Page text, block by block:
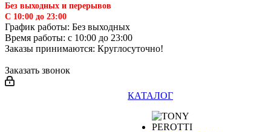
Без выходных и перерывов
С 10:00 до 23:00
График работы: Без выходных
Время работы: с 10:00 до 23:00
Заказы принимаются: Круглосуточно!
Заказать звонок
КАТАЛОГ